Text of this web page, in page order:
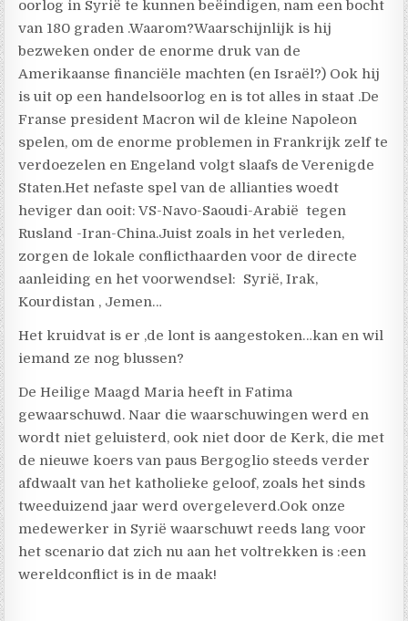
oorlog in Syrië te kunnen beëindigen, nam een bocht
van 180 graden .Waarom?Waarschijnlijk is hij
bezweken onder de enorme druk van de
Amerikaanse financiële machten (en Israël?) Ook hij
is uit op een handelsoorlog en is tot alles in staat .De
Franse president Macron wil de kleine Napoleon
spelen, om de enorme problemen in Frankrijk zelf te
verdoezelen en Engeland volgt slaafs de Verenigde
Staten.Het nefaste spel van de allianties woedt
heviger dan ooit: VS-Navo-Saoudi-Arabië tegen
Rusland -Iran-China.Juist zoals in het verleden,
zorgen de lokale conflicthaarden voor de directe
aanleiding en het voorwendsel: Syrië, Irak,
Kourdistan , Jemen…
Het kruidvat is er ,de lont is aangestoken…kan en wil
iemand ze nog blussen?
De Heilige Maagd Maria heeft in Fatima
gewaarschuwd. Naar die waarschuwingen werd en
wordt niet geluisterd, ook niet door de Kerk, die met
de nieuwe koers van paus Bergoglio steeds verder
afdwaalt van het katholieke geloof, zoals het sinds
tweeduizend jaar werd overgeleverd.Ook onze
medewerker in Syrië waarschuwt reeds lang voor
het scenario dat zich nu aan het voltrekken is :een
wereldconflict is in de maak!